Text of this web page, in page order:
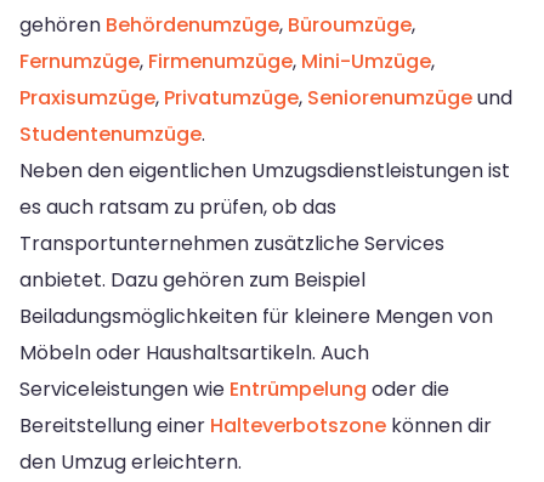
gehören Behördenumzüge, Büroumzüge,
Fernumzüge, Firmenumzüge, Mini-Umzüge,
Praxisumzüge, Privatumzüge, Seniorenumzügeund
Studentenumzüge.
Neben den eigentlichen Umzugsdienstleistungen ist
es auch ratsam zu prüfen, ob das
Transportunternehmen zusätzliche Services
anbietet. Dazu gehören zum Beispiel
Beiladungsmöglichkeiten für kleinere Mengen von
Möbeln oder Haushaltsartikeln. Auch
Serviceleistungen wie Entrümpelung oder die
Bereitstellung einer Halteverbotszone können dir
den Umzug erleichtern.